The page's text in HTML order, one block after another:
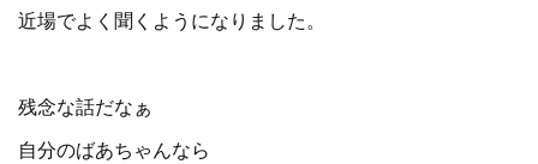
近場でよく聞くようになりました。
残念な話だなぁ
自分のばあちゃんなら